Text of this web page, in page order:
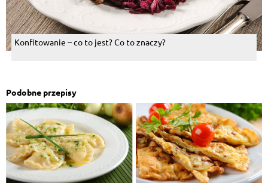
Konfitowanie – co to jest? Co to znaczy?
Podobne przepisy